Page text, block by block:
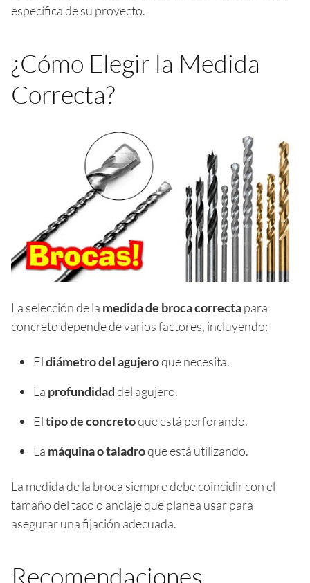
específica de su proyecto.
¿Cómo Elegir la Medida
Correcta?
La selección de la medida de broca correctapara
concreto depende de varios factores, incluyendo:
Eldiámetro del agujeroque necesita.
La profundidaddel agujero.
Eltipo de concretoque está perforando.
La máquina o taladroque está utilizando.
La medida de la broca siempre debe coincidir con el
tamaño del taco o anclaje que planea usar para
asegurar una fijación adecuada.
Recomendaciones